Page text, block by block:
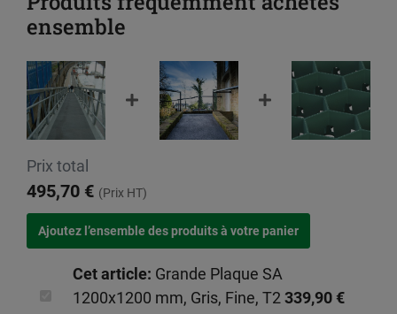
ensemble
Prix total
495,70 € (Prix HT)
Cet article: Grande Plaque SA
1200x1200 mm, Gris, Fine, T2 339,90 €